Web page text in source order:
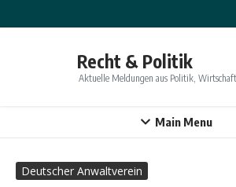
Recht & Politik
Aktuelle Meldungen aus Politik,
Main Menu
Deutscher Anwaltverein